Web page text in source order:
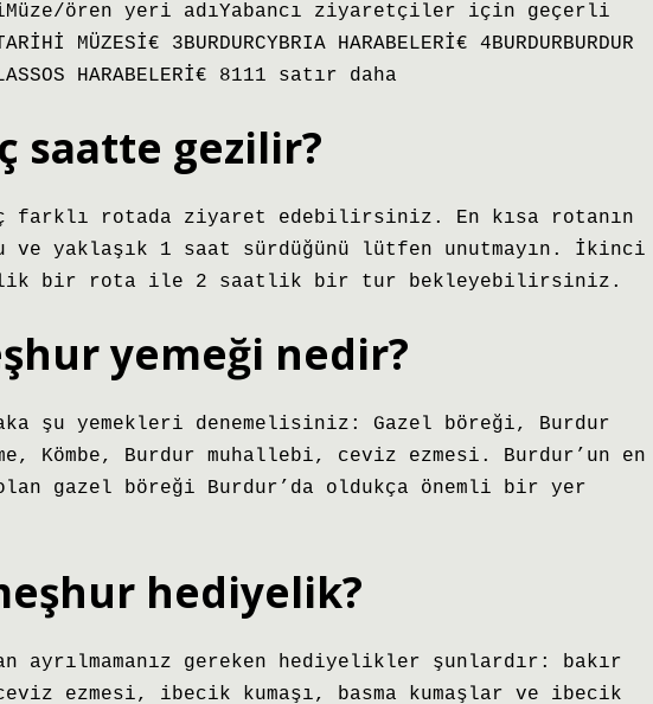
ören yeri adıYabancı ziyaretçiler için geçerli
MÜZESİ€ 3BURDURCYBRIA HARABELERİ€ 4BURDURBURDUR
HARABELERİ€ 8111 satır daha
saatte gezilir?
farklı rotada ziyaret edebilirsiniz. En kısa rotanın
ve yaklaşık 1 saat sürdüğünü lütfen unutmayın. İkinci
bir rota ile 2 saatlik bir tur bekleyebilirsiniz.
yemeği nedir?
şu yemekleri denemelisiniz: Gazel böreği, Burdur
Kömbe, Burdur muhallebi, ceviz ezmesi. Burdur’un en
gazel böreği Burdur’da oldukça önemli bir yer
hediyelik?
ayrılmamanız gereken hediyelikler şunlardır: bakır
ezmesi, ibecik kumaşı, basma kumaşlar ve ibecik